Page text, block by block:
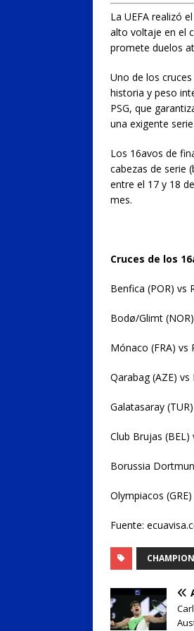
La UEFA realizó
alto voltaje en el
promete duelos
Uno de los
historia y peso
PSG, que
una exigente
Los 16avos de
cabezas de serie
entre el 17 y 18
mes.
Cruces de los
Benfica (POR) vs
Bodø/Glimt
Mónaco (FRA) vs
Qarabag (AZE)
Galatasaray
Club Brujas (BEL)
Borussia
Olympiacos
Fuente: